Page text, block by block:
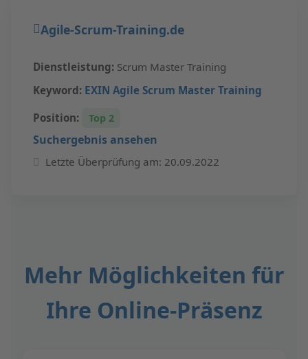
Agile-Scrum-Training.de
Dienstleistung: Scrum Master Training
Keyword: EXIN Agile Scrum Master Training
Position: Top 2
Suchergebnis ansehen
Letzte Überprüfung am: 20.09.2022
Mehr Möglichkeiten für
Ihre Online-Präsenz